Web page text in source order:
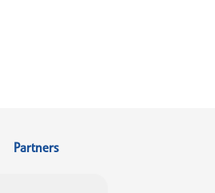
Partners